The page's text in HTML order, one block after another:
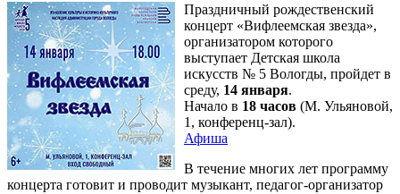
Праздничный рождественский
концерт «Вифлеемская звезда»,
организатором которого
выступает Детская школа
искусств № 5 Вологды, пройдет в
среду, 14 января.
Начало в 18 часов (М. Ульяновой,
1, конференц-зал).
Афиша
В течение многих лет программу
концерта готовит и проводит музыкант, педагог-организатор